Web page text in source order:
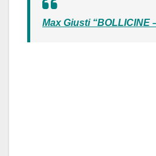
Max Giusti “BOLLICINE